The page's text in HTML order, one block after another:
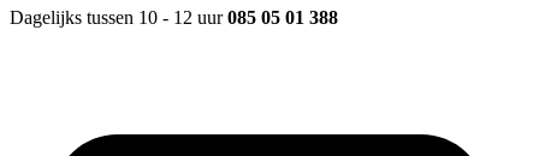
Dagelijks tussen 10 - 12 uur085 05 01 388